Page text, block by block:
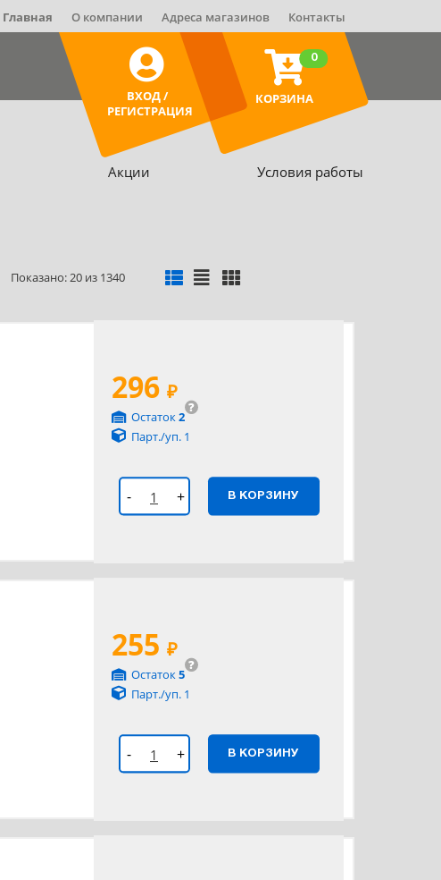
Главная О компании Адреса магазинов Контакты
ВХОД /
РЕГИСТРАЦИЯ
КОРЗИНА
0
Акции Условия работы
Показано: 20 из 1340
296 ₽
?
Остаток2
Парт./уп. 1
- + В КОРЗИНУ
255 ₽
?
Остаток5
Парт./уп. 1
- + В КОРЗИНУ